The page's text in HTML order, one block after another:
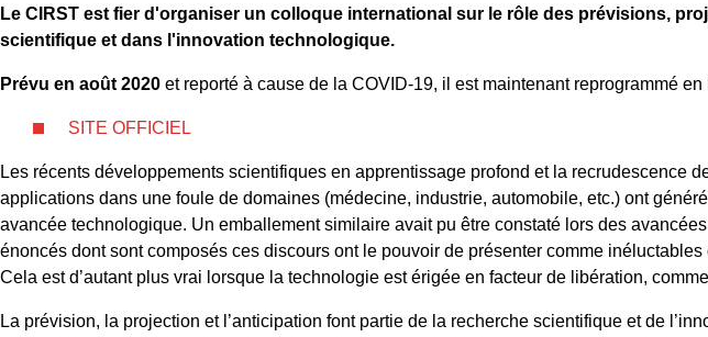
Le CIRST est fier d'organiser un colloque international sur le rôle des prévisions,
scientifique et dans l'innovation technologique.
Prévu en août 2020 et reporté à cause de la COVID-19, il est maintenant reprogrammé
SITE OFFICIEL
Les récents développements scientifiques en apprentissage profond et la recrudescence
applications dans une foule de domaines (médecine, industrie, automobile, etc.) ont
avancée technologique. Un emballement similaire avait pu être constaté lors des
énoncés dont sont composés ces discours ont le pouvoir de présenter comme
Cela est d’autant plus vrai lorsque la technologie est érigée en facteur de libération,
La prévision, la projection et l’anticipation font partie de la recherche scientifique et de